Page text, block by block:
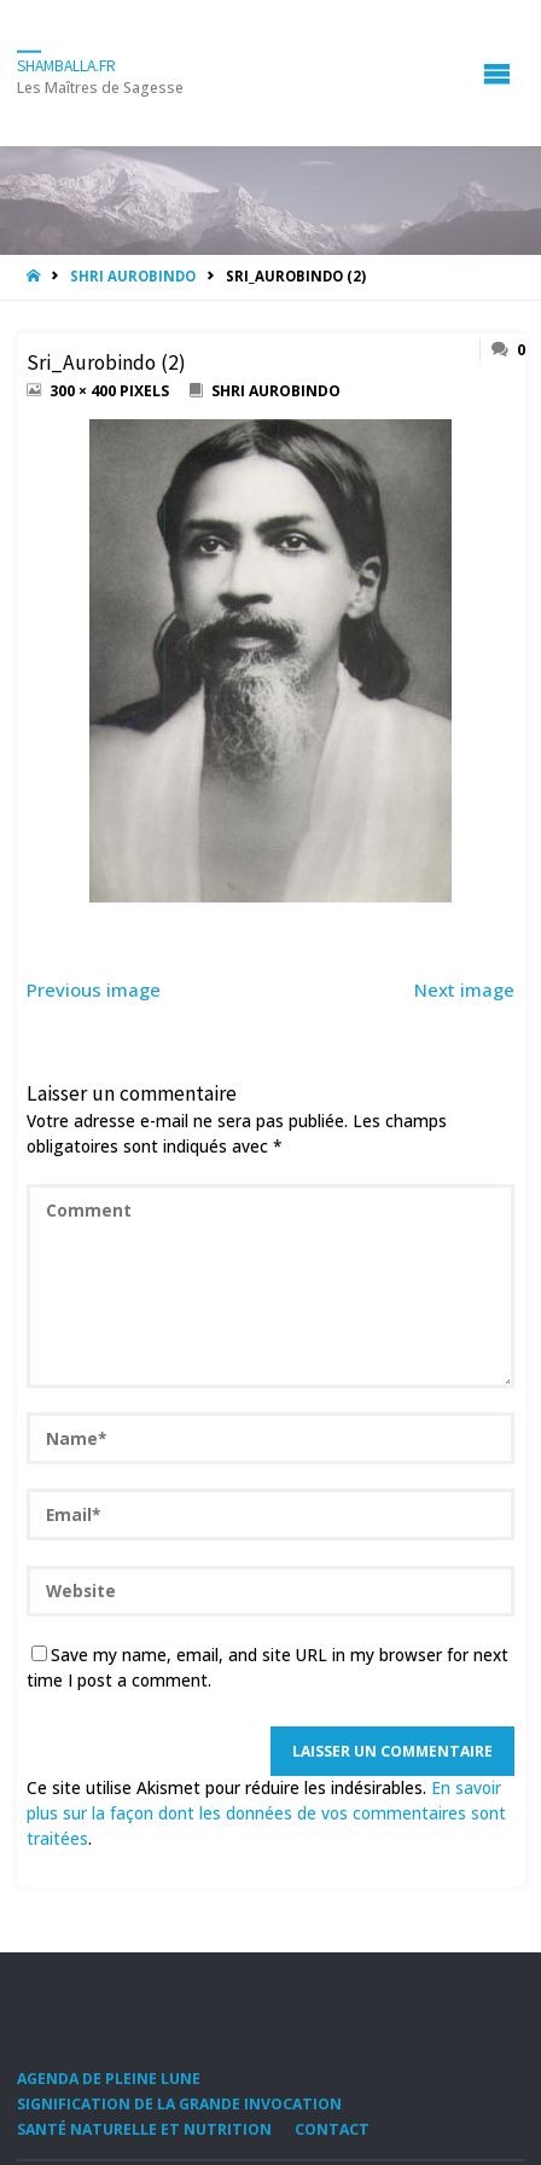
SHAMBALLA.FR
Les Maîtres de Sagesse
HOMESHRI AUROBINDO SRI_AUROBINDO (2)
Sri_Aurobindo (2)
0
FULL300 × 400 PIXELS SHRI AUROBINDO
Previous image Next image
Laisser un commentaire
Votre adresse e-mail ne sera pas publiée. Les champs
obligatoires sont indiqués avec *
Save my name, email, and site URL in my browser for next
time I post a comment.
Ce site utilise Akismet pour réduire les indésirables. En savoir
plus sur la façon dont les données de vos commentaires sont
traitées.
AGENDA DE PLEINE LUNE
SIGNIFICATION DE LA GRANDE INVOCATION
SANTÉ NATURELLE ET NUTRITION
CONTACT